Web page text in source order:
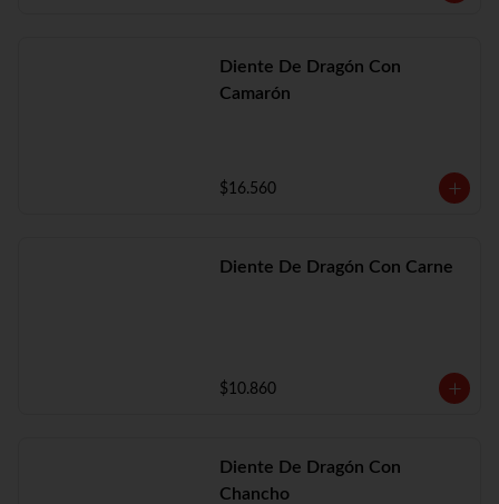
Diente De Dragón Con
Camarón
$16.560
Diente De Dragón Con Carne
$10.860
Diente De Dragón Con
Chancho